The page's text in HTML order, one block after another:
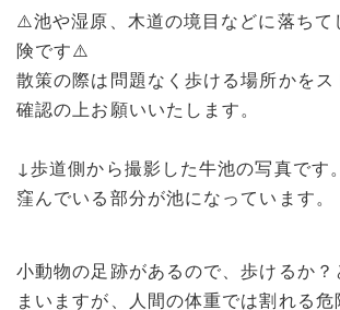
⚠️池や湿原、木道の境目などに落ちて
険です⚠️
散策の際は問題なく歩ける場所かを
確認の上お願いいたします。
↓歩道側から撮影した牛池の写真です。
窪んでいる部分が池になっています。
小動物の足跡があるので、歩けるか？
まいますが、人間の体重では割れる